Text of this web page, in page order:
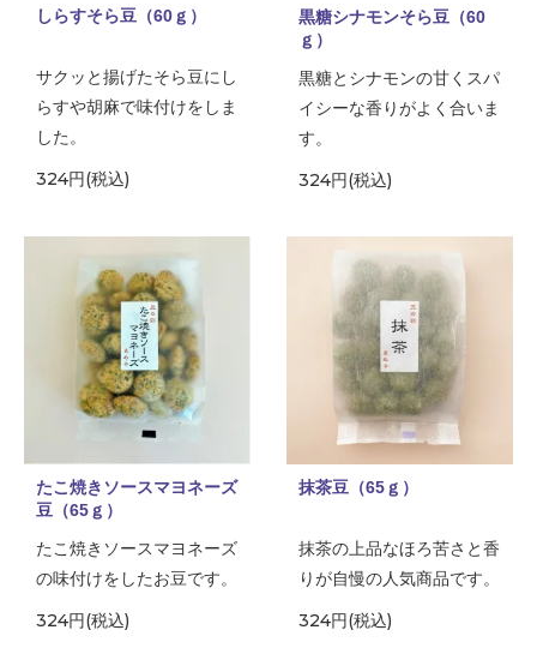
しらすそら豆（60ｇ）
サクッと揚げたそら豆にし
らすや胡麻で味付けをしま
した。
324円(税込)
黒糖シナモンそら豆（60
ｇ）
黒糖とシナモンの甘くスパ
イシーな香りがよく合いま
す。
324円(税込)
たこ焼きソースマヨネーズ
豆（65ｇ）
たこ焼きソースマヨネーズ
の味付けをしたお豆です。
324円(税込)
抹茶豆（65ｇ）
抹茶の上品なほろ苦さと香
りが自慢の人気商品です。
324円(税込)